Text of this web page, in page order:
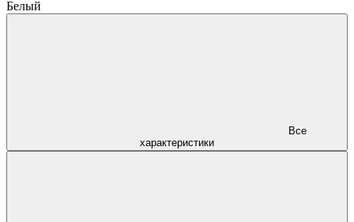
Белый
характеристики